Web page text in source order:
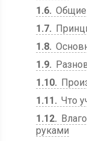
1.6 Общие
1.7
1.8
1.9
1.10
1.11
Что
1.12
руками